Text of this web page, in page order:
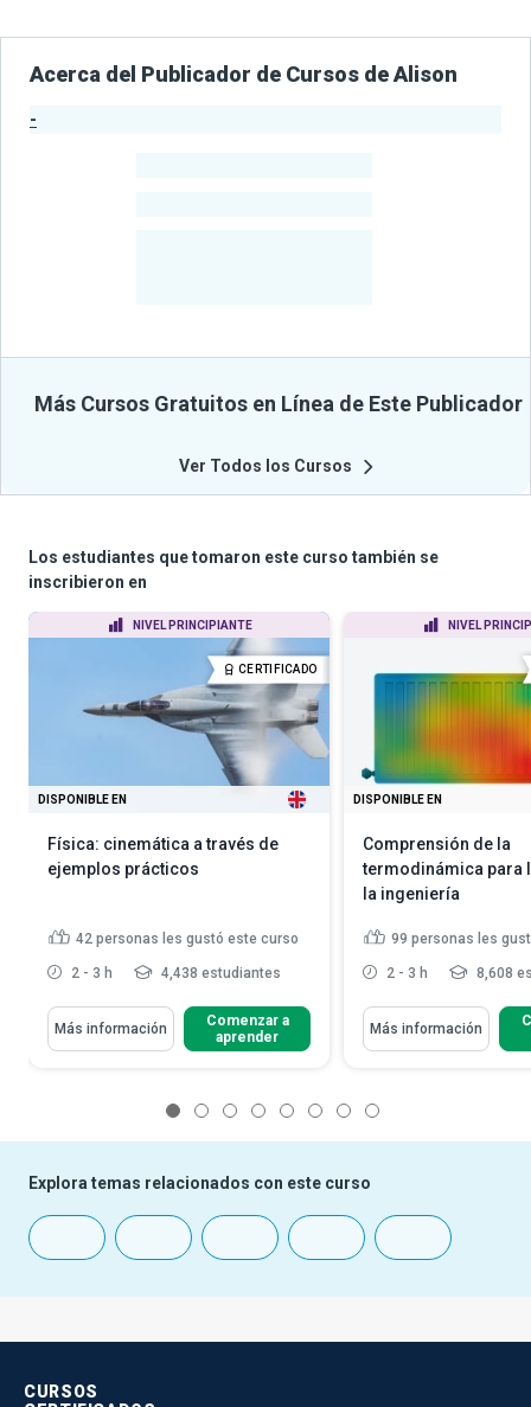
Acerca del Publicador de Cursos de Alison
-
Más Cursos Gratuitos en Línea de Este Publicador
Ver Todos los Cursos
Los estudiantes que tomaron este curso también se
inscribieron en
NIVEL PRINCIPIANTE
CERTIFICADO
DISPONIBLE EN
Física: cinemática a través de
ejemplos prácticos
42 personas les gustó este curso
2 - 3 h 4,438 estudiantes
Más información
Comenzar a
aprender
NIVEL
DISPONIBLE EN
Comprensión de la
termodinámica para
la ingeniería
99 personas les
2 - 3 h 8,608
Más información
Explora temas relacionados con este curso
CURSOS